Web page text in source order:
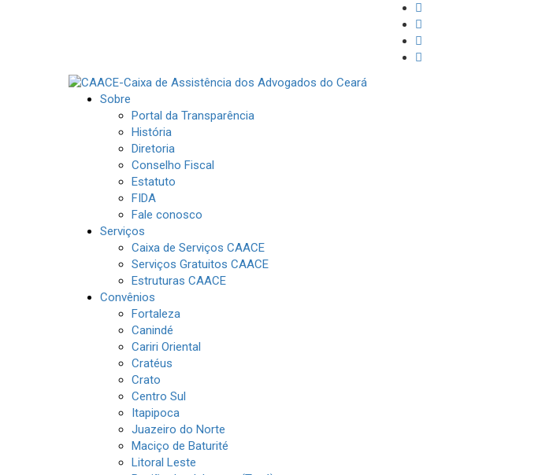
Sobre
Portal da Transparência
História
Diretoria
Conselho Fiscal
Estatuto
FIDA
Fale conosco
Serviços
Caixa de Serviços CAACE
Serviços Gratuitos CAACE
Estruturas CAACE
Convênios
Fortaleza
Canindé
Cariri Oriental
Cratéus
Crato
Centro Sul
Itapipoca
Juazeiro do Norte
Maciço de Baturité
Litoral Leste